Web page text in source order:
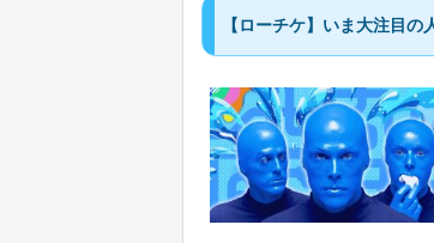
【ローチケ】いま大注目